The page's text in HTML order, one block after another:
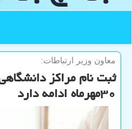
معاون وزیر ارتباطات:
ثبت نام مراكز
۳۰مهرماه ادامه دارد